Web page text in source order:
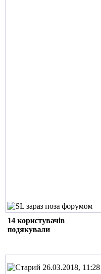
14 користувачів
подякували
26.03.2018, 11:28